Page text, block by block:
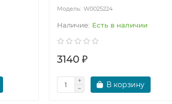
W0025224
Есть в наличии
3140 ₽
В корзину